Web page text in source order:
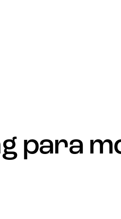
para